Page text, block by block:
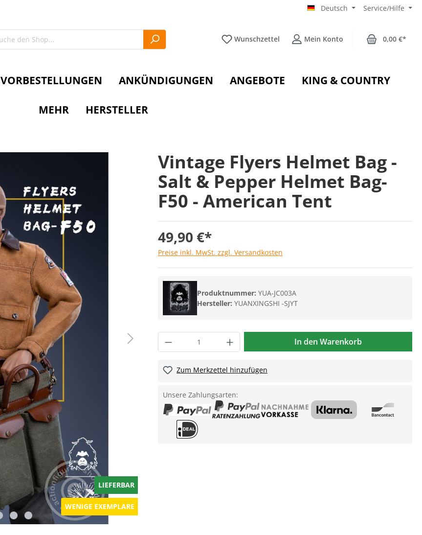
Deutsch Service/Hilfe
Wunschzettel Mein Konto 0,00 €*
VORBESTELLUNGEN ANKÜNDIGUNGEN ANGEBOTE KING & COUNTRY
MEHR HERSTELLER
LIEFERBAR
WENIGE EXEMPLARE
Vintage Flyers Helmet Bag -
Salt & Pepper Helmet Bag-
F50 - American Tent
49,90 €*
Preise inkl. MwSt. zzgl. Versandkosten
Produktnummer: YUA-JC003A
Hersteller: YUANXINGSHI -SJYT
In den Warenkorb
Zum Merkzettel hinzufügen
Unsere Zahlungsarten: